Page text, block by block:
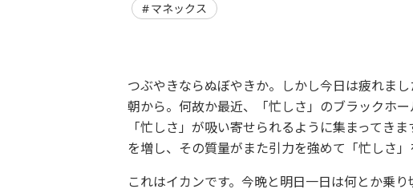
マネックス
つぶやきならぬぼやきか。しかし今日は疲れま
朝から。何故か最近、「忙しさ」のブラックホ
「忙しさ」が吸い寄せられるように集まってき
を増し、その質量がまた引力を強めて「忙しさ」
これはイカンです。今晩と明日一日は何とか乗